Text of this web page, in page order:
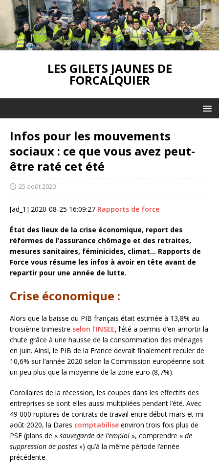
LES GILETS JAUNES DE
FORCALQUIER
Infos pour les mouvements
sociaux : ce que vous avez peut-
être raté cet été
25 août 2020
[ad_1] 2020-08-25 16:09:27 Rapports de force
État des lieux de la crise économique, report des
réformes de l’assurance chômage et des retraites,
mesures sanitaires, féminicides, climat… Rapports de
Force vous résume les infos à avoir en tête avant de
repartir pour une année de lutte.
Crise économique :
Alors que la baisse du PIB français était estimée à 13,8% au
troisième trimestre selon l’INSEE, l’été a permis d’en amortir la
chute grâce à une hausse de la consommation des ménages
en juin. Ainsi, le PIB de la France devrait finalement reculer de
10,6% sur l’année 2020 selon la Commission européenne soit
un peu plus que la moyenne de la zone euro (8,7%).
Corollaires de la récession, les coupes dans les effectifs des
entreprises se sont elles aussi multipliées pendant l’été. Avec
49 000 ruptures de contrats de travail entre début mars et mi
août 2020, la Dares comptabilise environ trois fois plus de
PSE (plans de « sauvegarde de l’emploi », comprendre « de
suppression de postes ») qu’à la même période l’année
précédente.